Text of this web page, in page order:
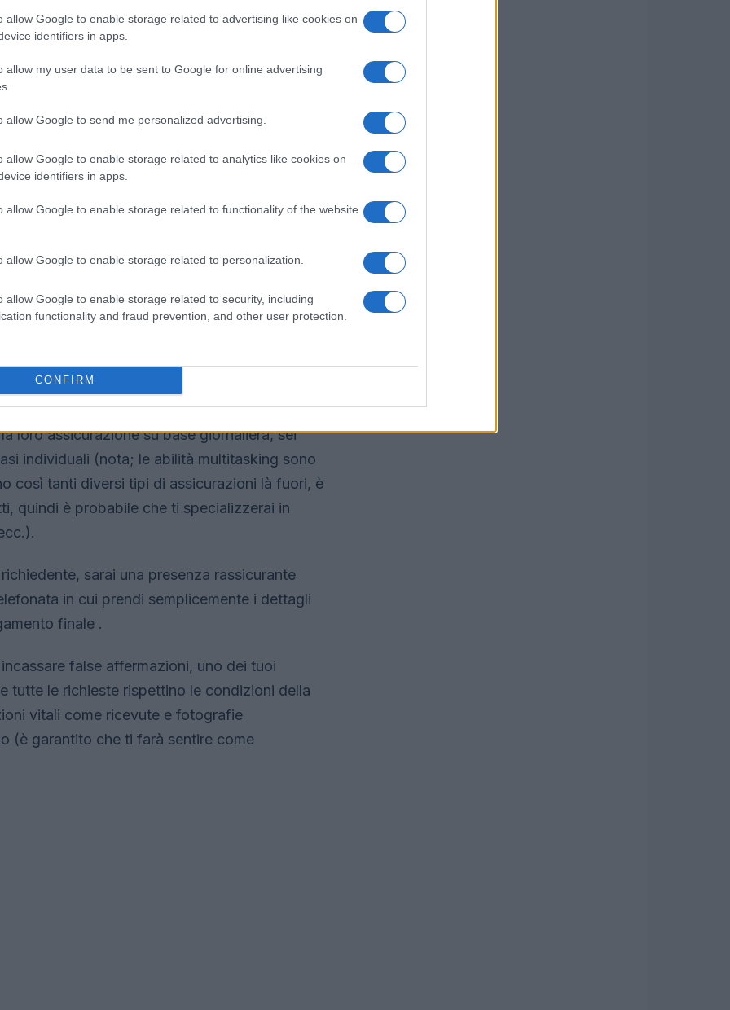
allow Google to enable storage related to advertising like cookies on
identifiers in apps.
allow my user data to be sent to Google for online advertising
allow Google to send me personalized advertising.
allow Google to enable storage related to analytics like cookies on
identifiers in apps.
allow Google to enable storage related to functionality of the website
allow Google to enable storage related to personalization.
allow Google to enable storage related to security, including
functionality and fraud prevention, and other user protection.
CONFIRM
di lavoro, i consulenti per le richieste di
quotidiane che vengono fatte sulle
loro assicurazione su base giornaliera, sei
individuali (nota; le abilità multitasking sono
così tanti diversi tipi di assicurazioni là fuori, è
quindi è probabile che ti specializzerai in
sarai una presenza rassicurante
in cui prendi semplicemente i dettagli
finale .
false affermazioni, uno dei tuoi
tutte le richieste rispettino le condizioni della
vitali come ricevute e fotografie
(è garantito che ti farà sentire come